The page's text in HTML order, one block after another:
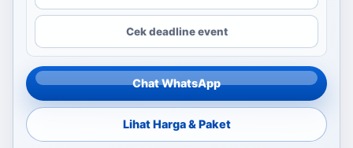
Cek deadline event
Chat WhatsApp
Lihat Harga & Paket